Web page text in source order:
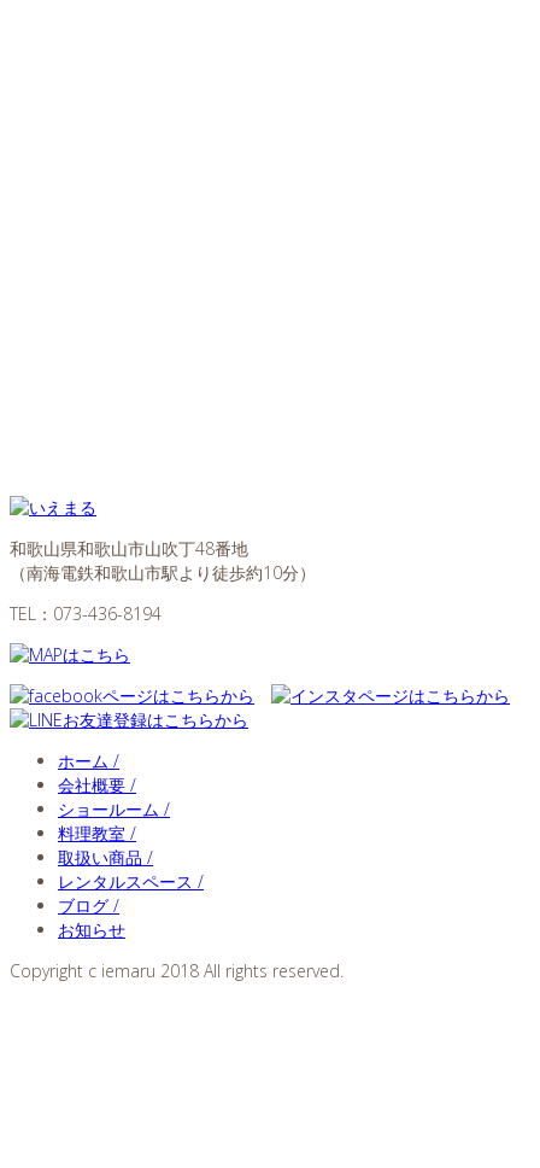
和歌山県和歌山市山吹丁48番地
（南海電鉄和歌山市駅より徒歩約10分）
TEL： 073-436-8194
ホーム /
会社概要 /
ショールーム /
料理教室 /
取扱い商品 /
レンタルスペース /
ブログ /
お知らせ
Copyright c iemaru 2018 All rights reserved.